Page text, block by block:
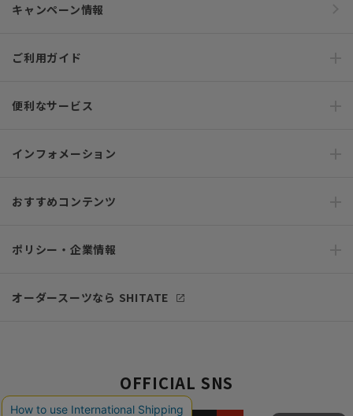
キャンペーン情報
ご利用ガイド
便利なサービス
インフォメーション
おすすめコンテンツ
ポリシー・企業情報
オーダースーツなら SHITATE
OFFICIAL SNS